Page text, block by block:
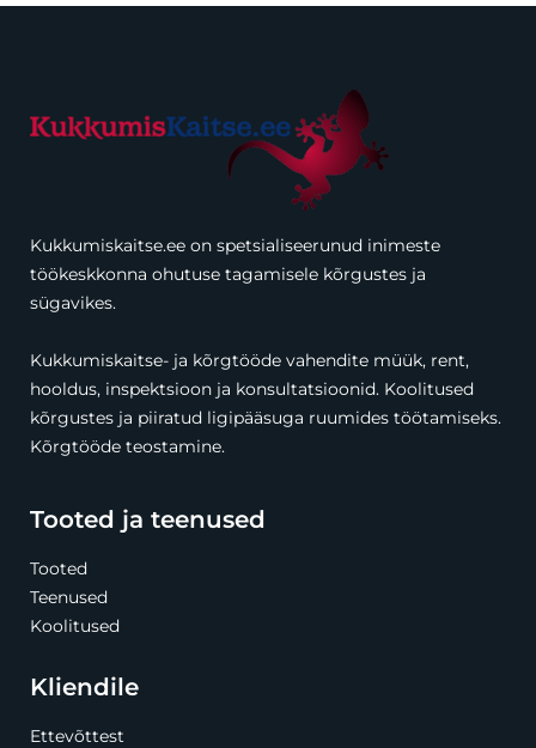
Kukkumiskaitse.ee on spetsialiseerunud inimeste
töökeskkonna ohutuse tagamisele kõrgustes ja
sügavikes.
Kukkumiskaitse- ja kõrgtööde vahendite müük, rent,
hooldus, inspektsioon ja konsultatsioonid. Koolitused
kõrgustes ja piiratud ligipääsuga ruumides töötamiseks.
Kõrgtööde teostamine.
Tooted ja teenused
Tooted
Teenused
Koolitused
Kliendile
Ettevõttest